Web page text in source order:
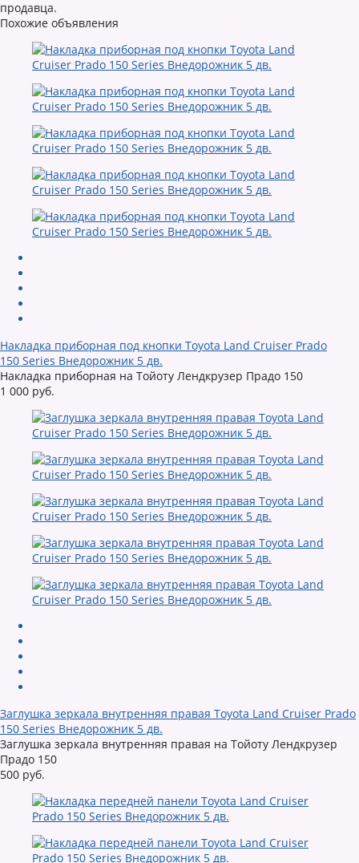
продавца.
Похожие объявления
Накладка приборная под кнопки Toyota Land Cruiser Prado
150 Series Внедорожник 5 дв.
Накладка приборная на Тойоту Лендкрузер Прадо 150
1 000 руб.
Заглушка зеркала внутренняя правая Toyota Land Cruiser Prado
150 Series Внедорожник 5 дв.
Заглушка зеркала внутренняя правая на Тойоту Лендкрузер
Прадо 150
500 руб.